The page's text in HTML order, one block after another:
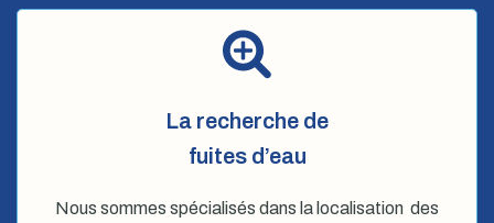
La recherche de
fuites d’eau
Nous sommes spécialisés dans la localisation des